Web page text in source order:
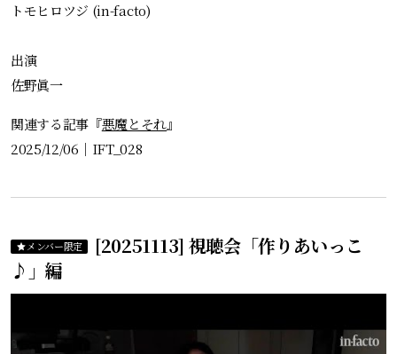
トモヒロツジ (in-facto)
出演
佐野眞一
関連する記事『悪魔とそれ』
2025/12/06 ｜ IFT_028
メンバー限定
[20251113] 視聴会「作りあいっこ
♪」編